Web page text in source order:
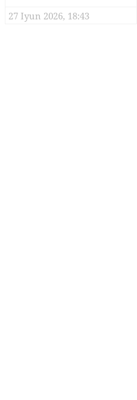
konfrans
27 Iyun 2026, 18:43